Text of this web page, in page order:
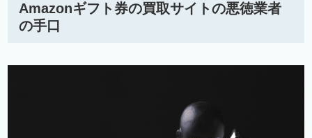
Amazonギフト券の買取サイトの悪徳業者
の手口